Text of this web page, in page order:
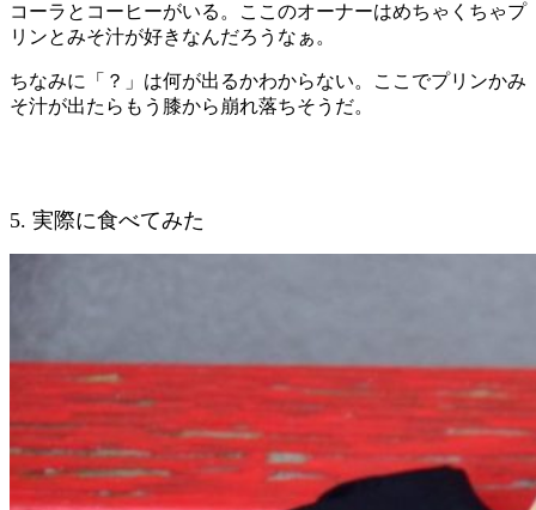
コーラとコーヒーがいる。ここのオーナーはめちゃくちゃプ
リンとみそ汁が好きなんだろうなぁ。
ちなみに「？」は何が出るかわからない。ここでプリンかみ
そ汁が出たらもう膝から崩れ落ちそうだ。
5. 実際に食べてみた